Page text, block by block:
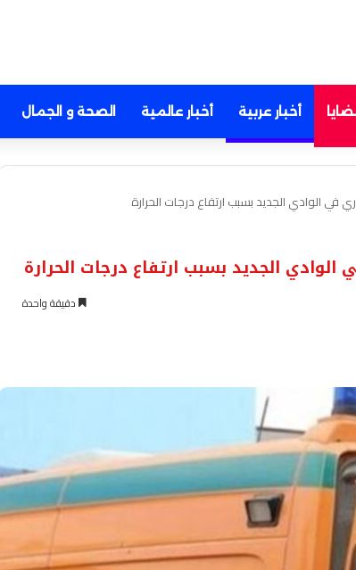
أخبار عربية أخبار عالمية الصحة و الجمال
الوادي الجديد بسبب ارتفاع درجات الحرارة
الجديد بسبب ارتفاع درجات الحرارة
دقيقة واحدة